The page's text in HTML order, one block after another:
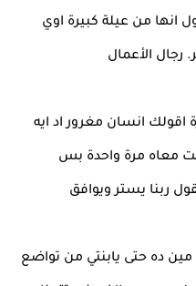
انها من عيلة كبيرة اوي
رجال الأعمال
اقولك انسان مغرور اد ايه
معاه مرة واحدة بس
ربنا يستر ويوافق
مين ده حتى يابنتي من تواضع